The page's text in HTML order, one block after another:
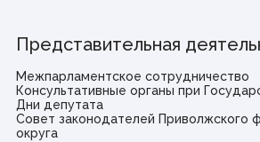
Представительная
Межпарламентское сотрудничество
Консультативные органы при
Дни депутата
Совет законодателей Приволжского
округа